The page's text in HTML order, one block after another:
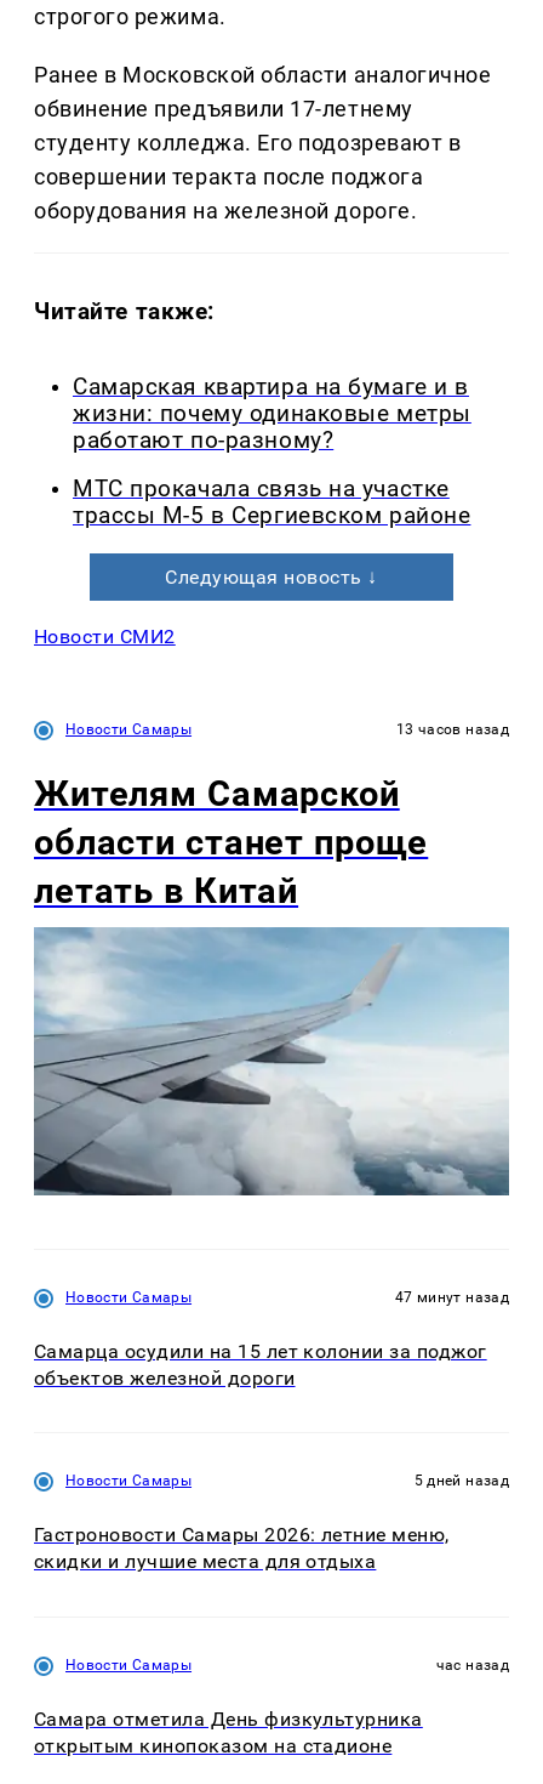
строгого режима.
Ранее в Московской области аналогичное
обвинение предъявили 17-летнему
студенту колледжа. Его подозревают в
совершении теракта после поджога
оборудования на железной дороге.
Читайте также:
Самарская квартира на бумаге и в
жизни: почему одинаковые метры
работают по-разному?
МТС прокачала связь на участке
трассы М-5 в Сергиевском районе
Следующая новость ↓
Новости СМИ2
Новости Самары 13 часов назад
Жителям Самарской
области станет проще
летать в Китай
Новости Самары 47 минут назад
Самарца осудили на 15 лет колонии за поджог
объектов железной дороги
Новости Самары 5 дней назад
Гастроновости Самары 2026: летние меню,
скидки и лучшие места для отдыха
Новости Самары час назад
Самара отметила День физкультурника
открытым кинопоказом на стадионе